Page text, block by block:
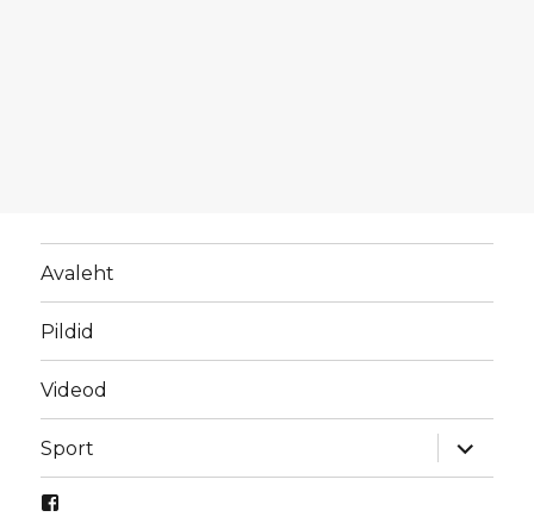
Avaleht
Pildid
Videod
Sport
laienda